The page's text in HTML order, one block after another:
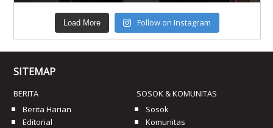
Load More Follow on Instagram
SITEMAP
BERITA
Berita Harian
Editorial
SOSOK & KOMUNITAS
Sosok
Komunitas